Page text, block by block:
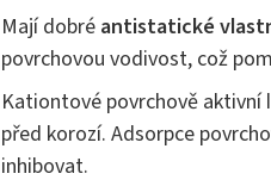
Mají dobré antistatické
povrchovou vodivost, což
Kationtové povrchově aktivní
před korozí. Adsorpce
inhibovat.